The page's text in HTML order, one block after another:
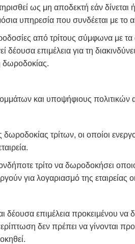
ως μη αποδεκτή εάν δίνεται
υπηρεσία που συνδέεται με το
από τρίτους σύμφωνα με
δέουσα επιμέλεια για τη
δωροδοκίας.
και υποψήφιους
τρίτων, οι οποίοι
τρίτο να δωροδοκήσει
για λογαριασμό της
επιμέλεια προκειμένου να
δεν πρέπει να γίνονται